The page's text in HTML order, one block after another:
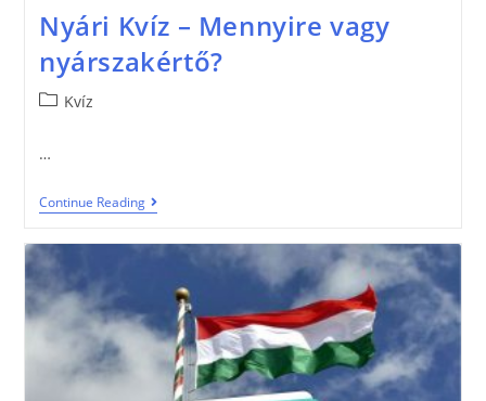
Nyári Kvíz – Mennyire vagy
nyárszakértő?
Kvíz
…
Continue Reading